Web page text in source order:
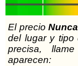
El precio
del lugar y tipo
precisa,
aparecen: